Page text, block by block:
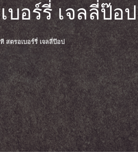
บอร์รี่ เจลลี่ป๊อป
สตรอเบอร์รี่ เจลลี่ป๊อป